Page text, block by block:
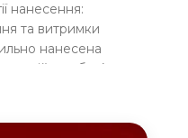
нанесення:
та витримки
нанесена
надійним бар’єром
цей метод, ви